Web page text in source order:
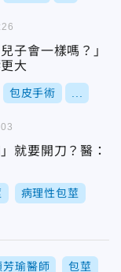
子會一樣嗎？」
大
包皮手術
就要開刀？醫：
病理性包莖
芳瑜醫師 包莖